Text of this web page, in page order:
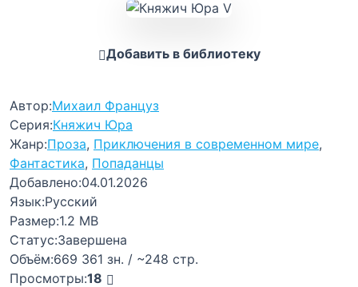
Добавить в библиотеку
Автор:Михаил Француз
Серия:Княжич Юра
Жанр:Проза, Приключения в современном мире,
Фантастика, Попаданцы
Добавлено:04.01.2026
Язык:Русский
Размер:1.2 MB
Статус:Завершена
Объём:669 361 зн. / ~248 стр.
Просмотры:18